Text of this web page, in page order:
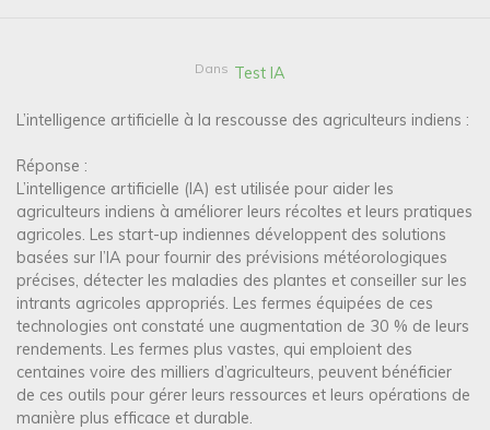
Dans Test IA
L’intelligence artificielle à la rescousse des agriculteurs indiens :
Réponse :
L’intelligence artificielle (IA) est utilisée pour aider les
agriculteurs indiens à améliorer leurs récoltes et leurs pratiques
agricoles. Les start-up indiennes développent des solutions
basées sur l’IA pour fournir des prévisions météorologiques
précises, détecter les maladies des plantes et conseiller sur les
intrants agricoles appropriés. Les fermes équipées de ces
technologies ont constaté une augmentation de 30 % de leurs
rendements. Les fermes plus vastes, qui emploient des
centaines voire des milliers d’agriculteurs, peuvent bénéficier
de ces outils pour gérer leurs ressources et leurs opérations de
manière plus efficace et durable.